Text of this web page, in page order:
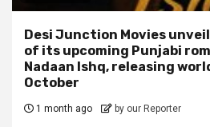
Desi Junction Movies
of its upcoming Punjabi
Nadaan Ishq, releasing
October
1 month ago by our Reporter